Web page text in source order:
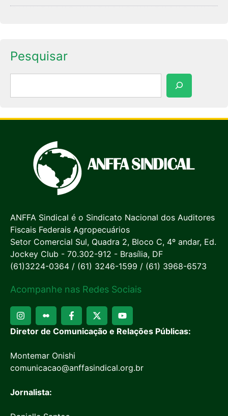
Pesquisar
ANFFA Sindical é o Sindicato Nacional dos Auditores
Fiscais Federais Agropecuários
Setor Comercial Sul, Quadra 2, Bloco C, 4º andar, Ed.
Jockey Club - 70.302-912 - Brasília, DF
(61)3224-0364 / (61) 3246-1599 / (61) 3968-6573
Acompanhe nas Redes Sociais
Diretor de Comunicação e Relações Públicas:
Montemar Onishi
comunicacao@anffasindical.org.br
Jornalista: